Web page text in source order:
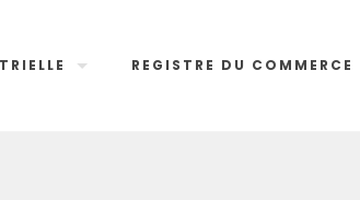
REGISTRE DU COMMERCE